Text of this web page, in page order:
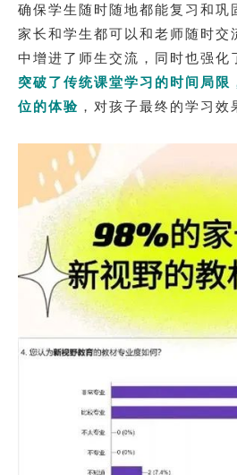
确保学生随时随地都能复习和巩
家长和学生都可以和老师随时交
中增进了师生交流，同时也强化
突破了传统课堂学习的时间局限
位的体验 ，对孩子最终的学习效